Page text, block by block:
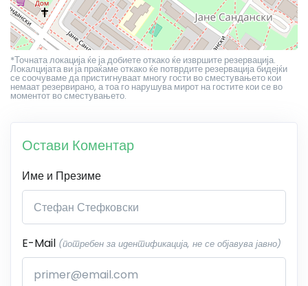
*Точната локација ќе ја добиете откако ќе извршите резервација.
Локалцијата ви ја праќаме откако ќе потврдите резервација бидејќи
се соочуваме да пристигнуваат многу гости во сместувањето кои
немаат резервирано, а тоа го нарушува мирот на гостите кои се во
моментот во сместувањето.
Остави Коментар
Име и Презиме
E-Mail (потребен за идентификација, не се објавува јавно)